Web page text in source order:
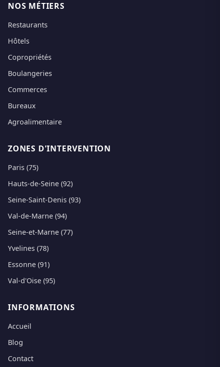
NOS MÉTIERS
Restaurants
Hôtels
Copropriétés
Boulangeries
Commerces
Bureaux
Agroalimentaire
ZONES D'INTERVENTION
Paris (75)
Hauts-de-Seine (92)
Seine-Saint-Denis (93)
Val-de-Marne (94)
Seine-et-Marne (77)
Yvelines (78)
Essonne (91)
Val-d'Oise (95)
INFORMATIONS
Accueil
Blog
Contact